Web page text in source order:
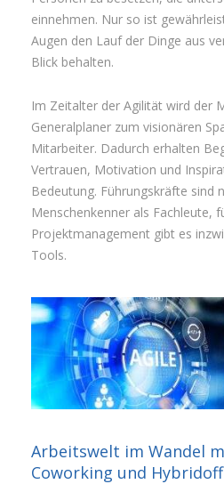
einnehmen. Nur so ist
Augen den Lauf der Dinge aus
Blick behalten.
Im Zeitalter der Agilität wird der
Generalplaner zum visionären
Mitarbeiter. Dadurch erhalten
Vertrauen, Motivation und
Bedeutung. Führungskräfte sind
Menschenkenner als Fachleute,
Projektmanagement gibt es
Tools.
Arbeitswelt im Wandel
Coworking und